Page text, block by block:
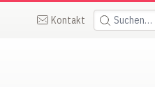
Kontakt Suchen: